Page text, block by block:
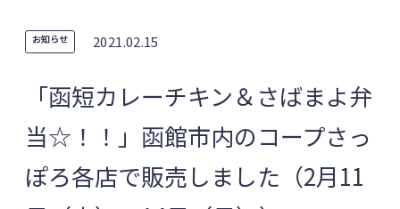
お知らせ 2021.02.15
「函短カレーチキン＆さばまよ弁
当☆！！」函館市内のコープさっ
ぽろ各店で販売しました（2月11